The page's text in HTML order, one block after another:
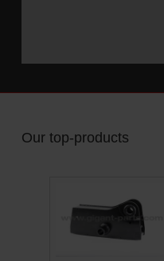
Our top-products